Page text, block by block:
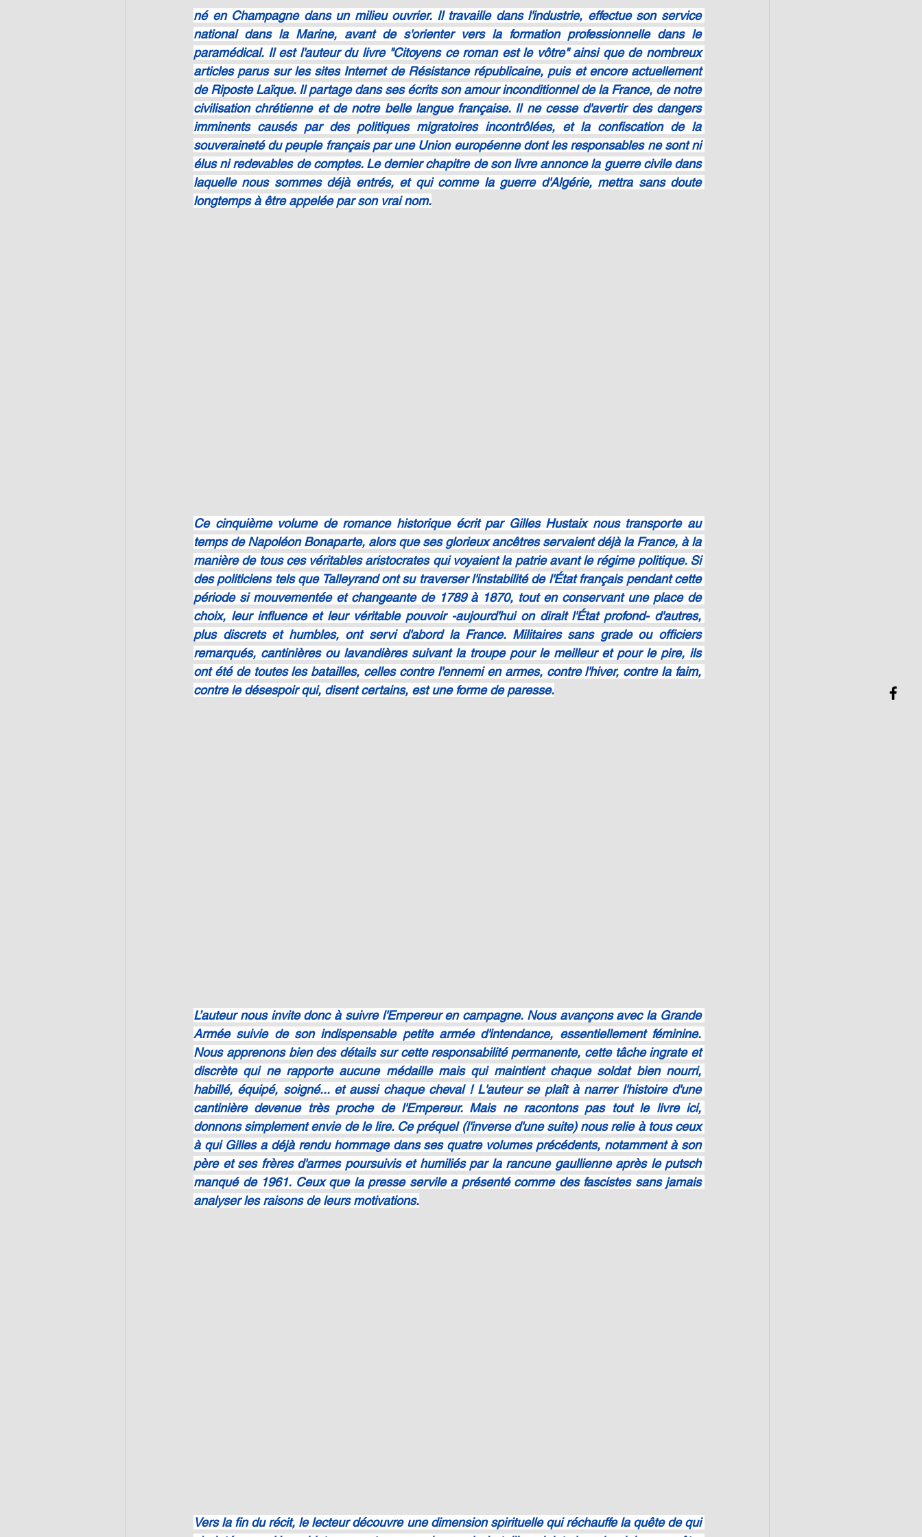
né en Champagne dans un milieu ouvrier. Il travaille dans l'industrie, effectue son service
national dans la Marine, avant de s'orienter vers la formation professionnelle dans le
paramédical. Il est l'auteur du livre "Citoyens ce roman est le vôtre" ainsi que de nombreux
articles parus sur les sites Internet de Résistance républicaine, puis et encore actuellement
de Riposte Laïque. Il partage dans ses écrits son amour inconditionnel de la France, de notre
civilisation chrétienne et de notre belle langue française. Il ne cesse d'avertir des dangers
imminents causés par des politiques migratoires incontrôlées, et la confiscation de la
souveraineté du peuple français par une Union européenne dont les responsables ne sont ni
élus ni redevables de comptes. Le dernier chapitre de son livre annonce la guerre civile dans
laquelle nous sommes déjà entrés, et qui comme la guerre d'Algérie, mettra sans doute
longtemps à être appelée par son vrai nom.
Ce cinquième volume de romance historique écrit par Gilles Hustaix nous transporte au
temps de Napoléon Bonaparte, alors que ses glorieux ancêtres servaient déjà la France, à la
manière de tous ces véritables aristocrates qui voyaient la patrie avant le régime politique. Si
des politiciens tels que Talleyrand ont su traverser l'instabilité de l'État français pendant cette
période si mouvementée et changeante de 1789 à 1870, tout en conservant une place de
choix, leur influence et leur véritable pouvoir -aujourd'hui on dirait l'État profond- d'autres,
plus discrets et humbles, ont servi d'abord la France. Militaires sans grade ou officiers
remarqués, cantinières ou lavandières suivant la troupe pour le meilleur et pour le pire, ils
ont été de toutes les batailles, celles contre l'ennemi en armes, contre l'hiver, contre la faim,
contre le désespoir qui, disent certains, est une forme de paresse.
L’auteur nous invite donc à suivre l'Empereur en campagne. Nous avançons avec la Grande
Armée suivie de son indispensable petite armée d'intendance, essentiellement féminine.
Nous apprenons bien des détails sur cette responsabilité permanente, cette tâche ingrate et
discrète qui ne rapporte aucune médaille mais qui maintient chaque soldat bien nourri,
habillé, équipé, soigné... et aussi chaque cheval ! L'auteur se plaît à narrer l'histoire d'une
cantinière devenue très proche de l'Empereur. Mais ne racontons pas tout le livre ici,
donnons simplement envie de le lire. Ce préquel (l'inverse d'une suite) nous relie à tous ceux
à qui Gilles a déjà rendu hommage dans ses quatre volumes précédents, notamment à son
père et ses frères d'armes poursuivis et humiliés par la rancune gaullienne après le putsch
manqué de 1961. Ceux que la presse servile a présenté comme des fascistes sans jamais
analyser les raisons de leurs motivations.
Vers la fin du récit, le lecteur découvre une dimension spirituelle qui réchauffe la quête de qui